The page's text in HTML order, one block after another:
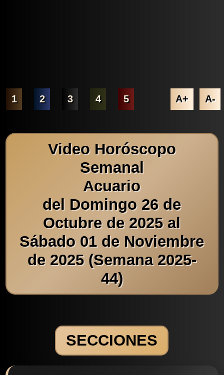
1 2 3 4 5 A+ A-
Video Horóscopo
Semanal
Acuario
del Domingo 26 de
Octubre de 2025 al
Sábado 01 de Noviembre
de 2025 (Semana 2025-
44)
SECCIONES